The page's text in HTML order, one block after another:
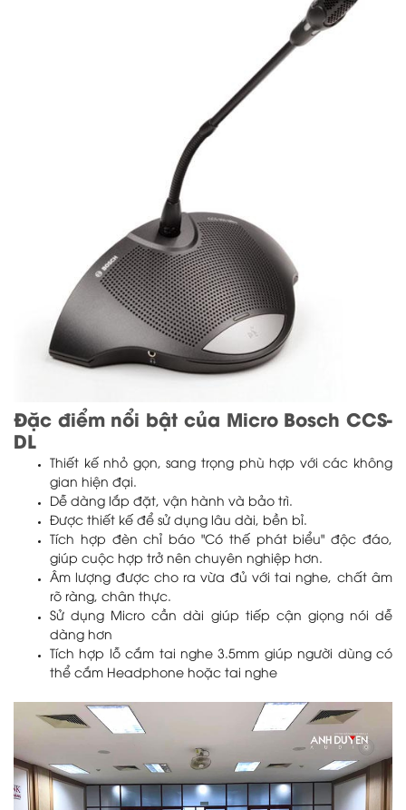
Đặc điểm nổi bật của Micro Bosch CCS-
DL
Thiết kế nhỏ gọn, sang trọng phù hợp với các không
gian hiện đại.
Dễ dàng lắp đặt, vận hành và bảo trì.
Được thiết kế để sử dụng lâu dài, bền bỉ.
Tích hợp đèn chỉ báo "Có thế phát biểu" độc đáo,
giúp cuộc hợp trở nên chuyên nghiệp hơn.
Âm lượng được cho ra vừa đủ với tai nghe, chất âm
rõ ràng, chân thực.
Sử dụng Micro cần dài giúp tiếp cận giọng nói dễ
dàng hơn
Tích hợp lỗ cắm tai nghe 3.5mm giúp người dùng có
thể cắm Headphone hoặc tai nghe